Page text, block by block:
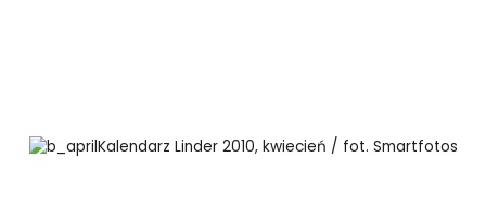
Kalendarz Linder 2010, kwiecień / fot. Smartfotos